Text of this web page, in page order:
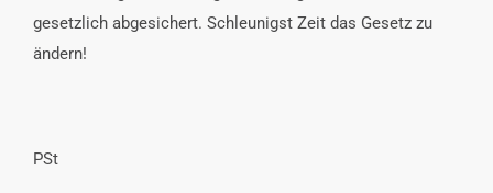
gesetzlich abgesichert. Schleunigst Zeit das Gesetz zu
ändern!
PSt